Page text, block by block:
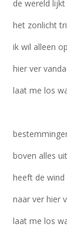
de wereld
het zonlicht
ik wil alleen
hier ver
laat me los
boven alles
heeft de wind
naar ver hier
laat me los